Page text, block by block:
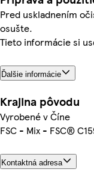
Pred uskladnením
osušte.
Tieto informácie si
Ďalšie informácie
Krajina pôvodu
Vyrobené v Číne
FSC - Mix - FSC®
Kontaktná adresa